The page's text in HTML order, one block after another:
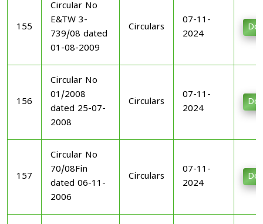
155
Circular No
E&TW 3-
739/08 dated
01-08-2009
Circulars
07-11-
2024
156
Circular No
01/2008
dated 25-07-
2008
Circulars
07-11-
2024
157
Circular No
70/08Fin
dated 06-11-
2006
Circulars
07-11-
2024